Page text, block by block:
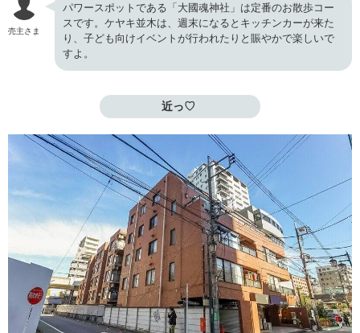
売主さま
パワースポットである「大國魂神社」は定番のお散歩コー
スです。ケヤキ並木は、週末になるとキッチンカーが来た
り、子ども向けイベントが行われたりと賑やかで楽しいで
すよ。
近っ♡